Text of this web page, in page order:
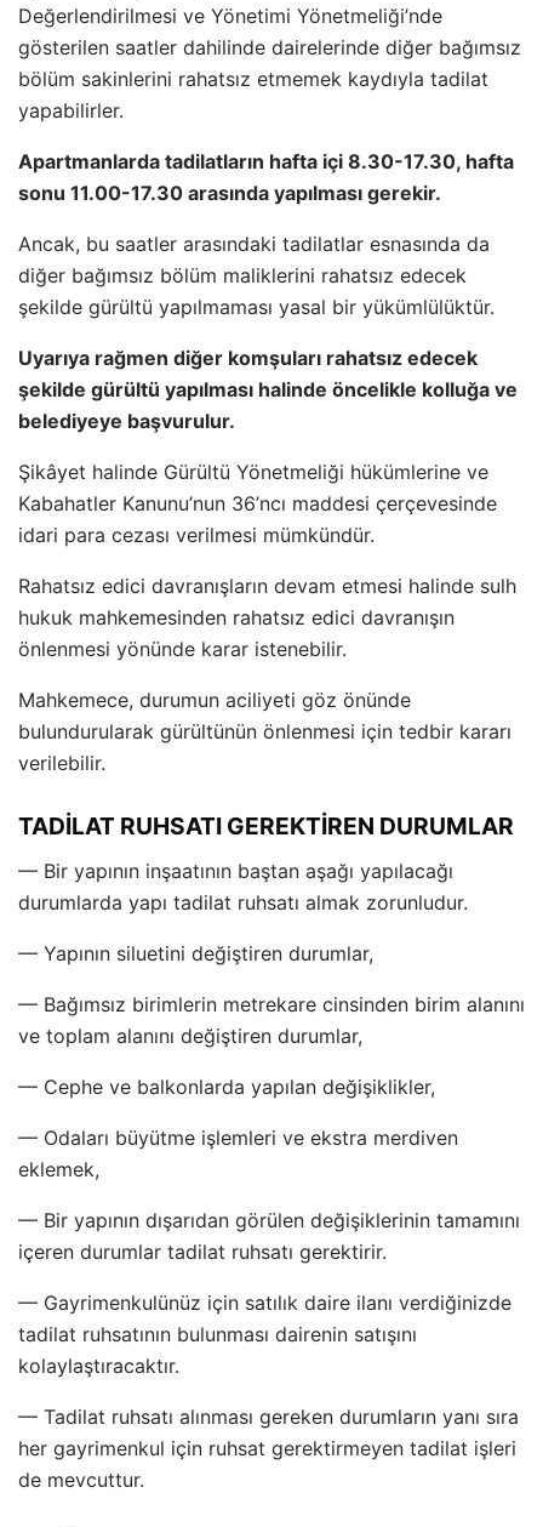
Değerlendirilmesi ve Yönetimi Yönetmeliği’nde
gösterilen saatler dahilinde dairelerinde diğer bağımsız
bölüm sakinlerini rahatsız etmemek kaydıyla tadilat
yapabilirler.
Apartmanlarda tadilatların hafta içi 8.30-17.30, hafta
sonu 11.00-17.30 arasında yapılması gerekir.
Ancak, bu saatler arasındaki tadilatlar esnasında da
diğer bağımsız bölüm maliklerini rahatsız edecek
şekilde gürültü yapılmaması yasal bir yükümlülüktür.
Uyarıya rağmen diğer komşuları rahatsız edecek
şekilde gürültü yapılması halinde öncelikle kolluğa ve
belediyeye başvurulur.
Şikâyet halinde Gürültü Yönetmeliği hükümlerine ve
Kabahatler Kanunu’nun 36’ncı maddesi çerçevesinde
idari para cezası verilmesi mümkündür.
Rahatsız edici davranışların devam etmesi halinde sulh
hukuk mahkemesinden rahatsız edici davranışın
önlenmesi yönünde karar istenebilir.
Mahkemece, durumun aciliyeti göz önünde
bulundurularak gürültünün önlenmesi için tedbir kararı
verilebilir.
TADİLAT RUHSATI GEREKTİREN DURUMLAR
— Bir yapının inşaatının baştan aşağı yapılacağı
durumlarda yapı tadilat ruhsatı almak zorunludur.
— Yapının siluetini değiştiren durumlar,
— Bağımsız birimlerin metrekare cinsinden birim alanını
ve toplam alanını değiştiren durumlar,
— Cephe ve balkonlarda yapılan değişiklikler,
— Odaları büyütme işlemleri ve ekstra merdiven
eklemek,
— Bir yapının dışarıdan görülen değişiklerinin tamamını
içeren durumlar tadilat ruhsatı gerektirir.
— Gayrimenkulünüz için satılık daire ilanı verdiğinizde
tadilat ruhsatının bulunması dairenin satışını
kolaylaştıracaktır.
— Tadilat ruhsatı alınması gereken durumların yanı sıra
her gayrimenkul için ruhsat gerektirmeyen tadilat işleri
de mevcuttur.